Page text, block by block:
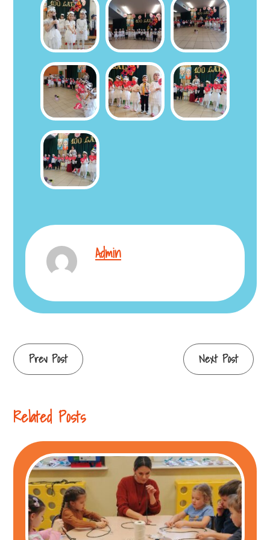
Admin
Continue
Prev Post Next Post
Related Posts